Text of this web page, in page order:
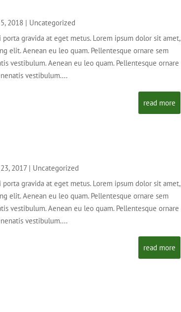
2018 | Uncategorized
gravida at eget metus. Lorem ipsum dolor sit amet,
elit. Aenean eu leo quam. Pellentesque ornare sem
vestibulum. Aenean eu leo quam. Pellentesque ornare
vestibulum....
read more
23, 2017 | Uncategorized
gravida at eget metus. Lorem ipsum dolor sit amet,
elit. Aenean eu leo quam. Pellentesque ornare sem
vestibulum. Aenean eu leo quam. Pellentesque ornare
vestibulum....
read more